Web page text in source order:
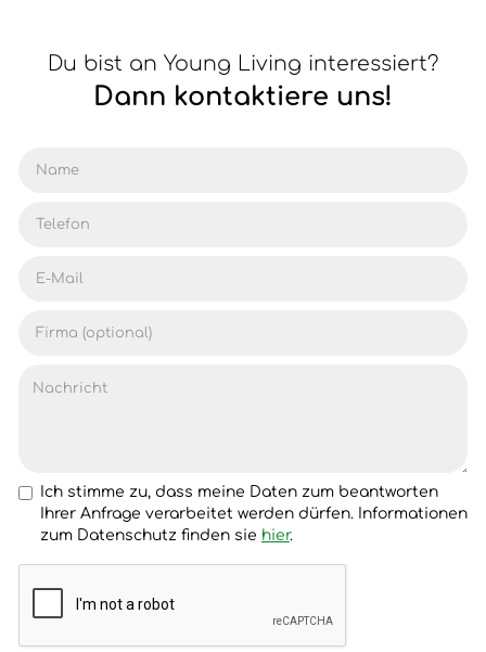
Du bist an Young Living interessiert?
Dann kontaktiere uns!
Ich stimme zu, dass meine Daten zum beantworten
Ihrer Anfrage verarbeitet werden dürfen. Informationen
zum Datenschutz finden sie hier.